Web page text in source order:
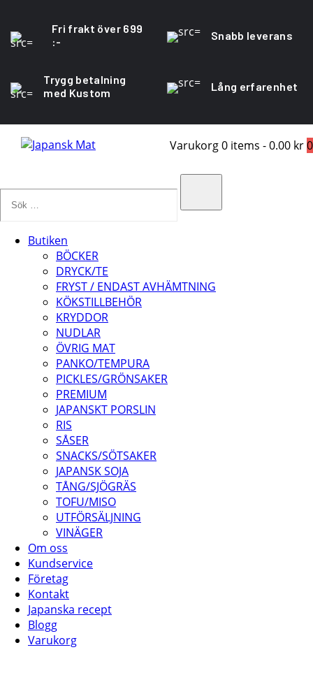
Fri frakt över 699
:-
Snabb leverans
Trygg betalning
med Kustom
Lång erfarenhet
Varukorg0 items -0.00 kr0
Butiken
BÖCKER
DRYCK/TE
FRYST / ENDAST AVHÄMTNING
KÖKSTILLBEHÖR
KRYDDOR
NUDLAR
ÖVRIG MAT
PANKO/TEMPURA
PICKLES/GRÖNSAKER
PREMIUM
JAPANSKT PORSLIN
RIS
SÅSER
SNACKS/SÖTSAKER
JAPANSK SOJA
TÅNG/SJÖGRÄS
TOFU/MISO
UTFÖRSÄLJNING
VINÄGER
Om oss
Kundservice
Företag
Kontakt
Japanska recept
Blogg
Varukorg